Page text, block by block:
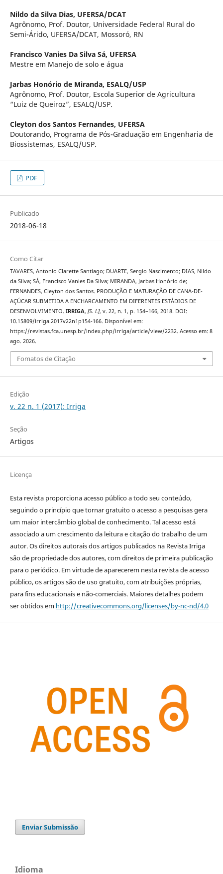
Nildo da Silva Dias, UFERSA/DCAT
Agrônomo, Prof. Doutor, Universidade Federal Rural do
Semi-Árido, UFERSA/DCAT, Mossoró, RN
Francisco Vanies Da Silva Sá, UFERSA
Mestre em Manejo de solo e água
Jarbas Honório de Miranda, ESALQ/USP
Agrônomo, Prof. Doutor, Escola Superior de Agricultura
“Luiz de Queiroz”, ESALQ/USP.
Cleyton dos Santos Fernandes, UFERSA
Doutorando, Programa de Pós-Graduação em Engenharia de
Biossistemas, ESALQ/USP.
PDF
Publicado
2018-06-18
Como Citar
TAVARES, Antonio Clarette Santiago; DUARTE, Sergio Nascimento; DIAS, Nildo
da Silva; SÁ, Francisco Vanies Da Silva; MIRANDA, Jarbas Honório de;
FERNANDES, Cleyton dos Santos. PRODUÇÃO E MATURAÇÃO DE CANA-DE-
AÇÚCAR SUBMETIDA A ENCHARCAMENTO EM DIFERENTES ESTÁDIOS DE
DESENVOLVIMENTO. IRRIGA, [S. l.], v. 22, n. 1, p. 154–166, 2018. DOI:
10.15809/irriga.2017v22n1p154-166. Disponível em:
https://revistas.fca.unesp.br/index.php/irriga/article/view/2232. Acesso em: 8
ago. 2026.
Fomatos de Citação
Edição
v. 22 n. 1 (2017): Irriga
Seção
Artigos
Licença
Esta revista proporciona acesso público a todo seu conteúdo,
seguindo o princípio que tornar gratuito o acesso a pesquisas gera
um maior intercâmbio global de conhecimento. Tal acesso está
associado a um crescimento da leitura e citação do trabalho de um
autor. Os direitos autorais dos artigos publicados na Revista Irriga
são de propriedade dos autores, com direitos de primeira publicação
para o periódico. Em virtude de aparecerem nesta revista de acesso
público, os artigos são de uso gratuito, com atribuições próprias,
para fins educacionais e não-comerciais. Maiores detalhes podem
ser obtidos em http://creativecommons.org/licenses/by-nc-nd/4.0
Enviar Submissão
Idioma